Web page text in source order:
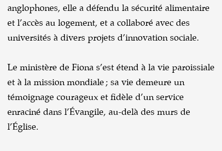
anglophones, elle a défendu la sécurité alimentaire
et l’accès au logement, et a collaboré avec des
universités à divers projets d’innovation sociale.
Le ministère de Fiona s’est étend à la vie paroissiale
et à la mission mondiale ; sa vie demeure un
témoignage courageux et fidèle d’un service
enraciné dans l’Évangile, au-delà des murs de
l’Église.